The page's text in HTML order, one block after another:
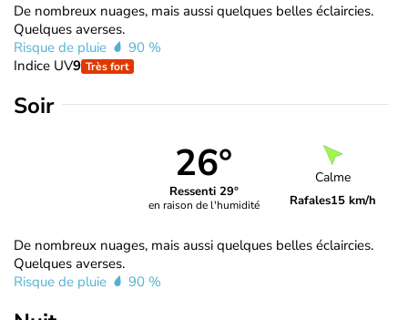
De nombreux nuages, mais aussi quelques belles éclaircies.
Quelques averses.
Risque de pluie
90 %
Indice UV9 Très fort
Soir
26°
Ressenti 29°
en raison de l'humidité
Calme
Rafales15 km/h
De nombreux nuages, mais aussi quelques belles éclaircies.
Quelques averses.
Risque de pluie
90 %